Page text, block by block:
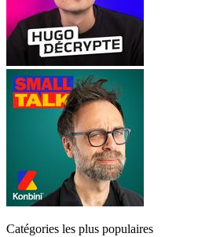
Catégories les plus populaires